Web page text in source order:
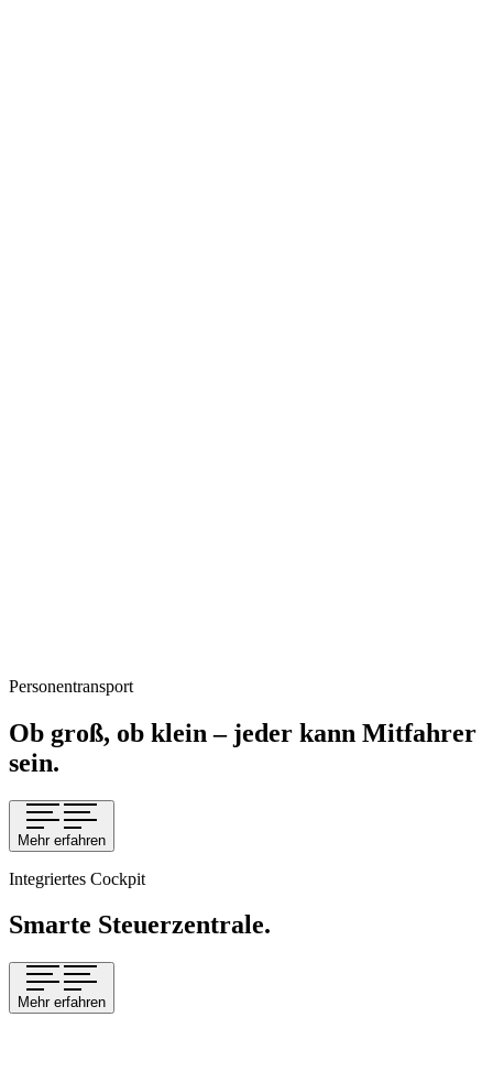
Personentransport
Ob groß, ob klein – jeder kann Mitfahrer
sein.
Mehr erfahren
Integriertes Cockpit
Smarte Steuerzentrale.
Mehr erfahren